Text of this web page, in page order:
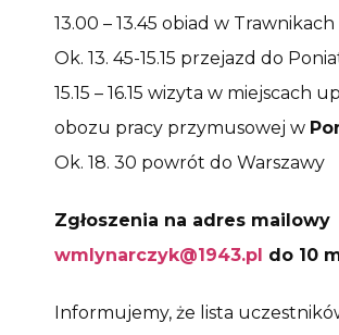
13.00 – 13.45 obiad w Trawnikach
Ok. 13. 45-15.15 przejazd do
15.15 – 16.15 wizyta w miejscach
obozu pracy przymusowej w
Ok. 18. 30 powrót do Warszawy
Zgłoszenia na adres mailowy
wmlynarczyk@1943.pl do 10
Informujemy, że lista